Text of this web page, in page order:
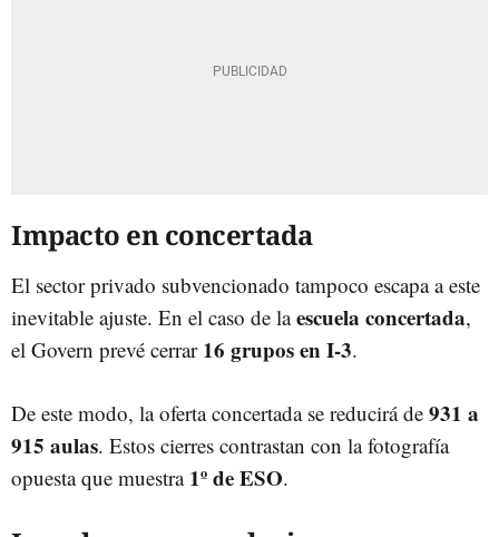
Impacto en concertada
El sector privado subvencionado tampoco escapa a este
inevitable ajuste. En el caso de laescuela concertada,
el Govern prevé cerrar 16 grupos en I-3.
De este modo, la oferta concertada se reducirá de 931 a
915 aulas. Estos cierres contrastan con la fotografía
opuesta que muestra 1º de ESO.